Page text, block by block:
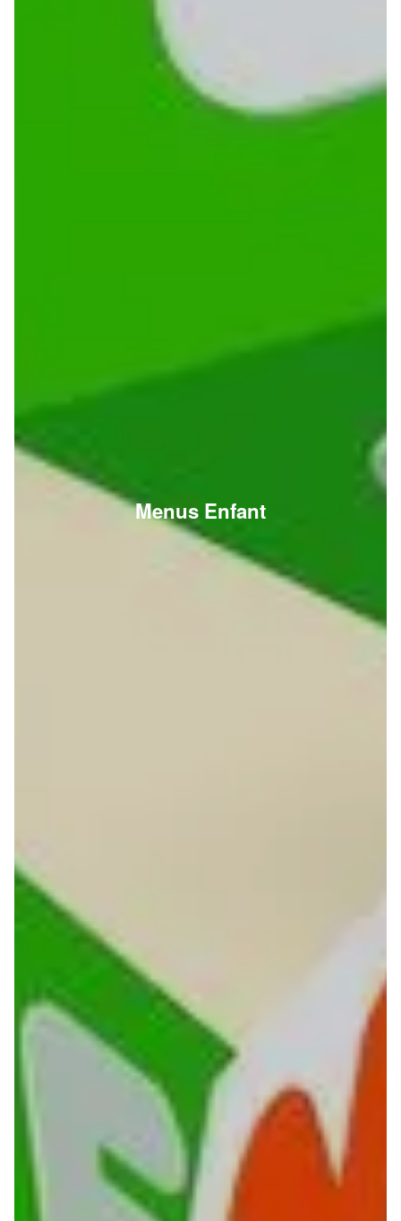
Menus Enfant